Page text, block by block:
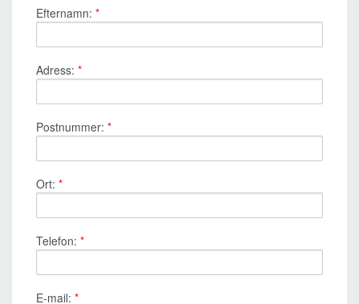
Efternamn: *
Adress: *
Postnummer: *
Ort: *
Telefon: *
E-mail: *